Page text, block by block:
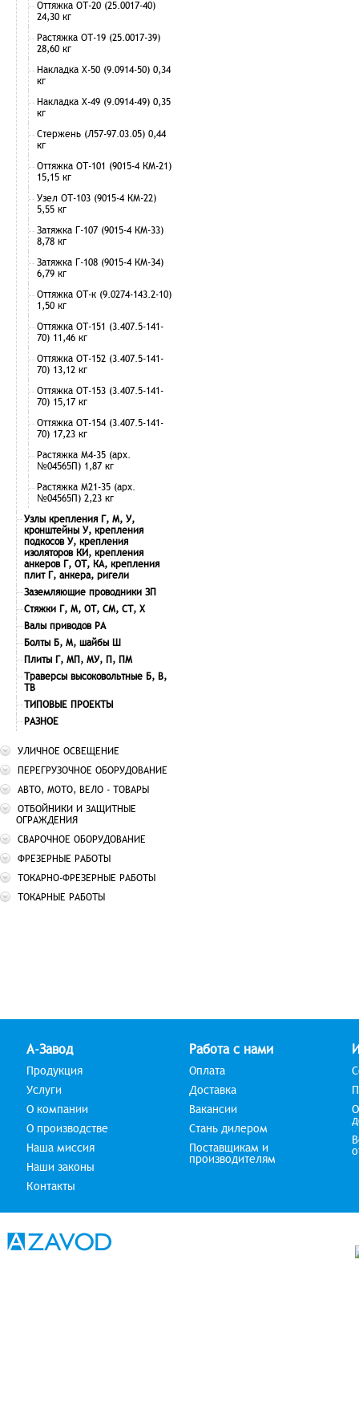
Оттяжка ОТ-20 (25.0017-40)
24,30 кг
Растяжка ОТ-19 (25.0017-39)
28,60 кг
Накладка Х-50 (9.0914-50) 0,34
кг
Накладка Х-49 (9.0914-49) 0,35
кг
Стержень (Л57-97.03.05) 0,44
кг
Оттяжка ОТ-101 (9015-4 КМ-21)
15,15 кг
Узел ОТ-103 (9015-4 КМ-22)
5,55 кг
Затяжка Г-107 (9015-4 КМ-33)
8,78 кг
Затяжка Г-108 (9015-4 КМ-34)
6,79 кг
Оттяжка ОТ-к (9.0274-143.2-10)
1,50 кг
Оттяжка ОТ-151 (3.407.5-141-
70) 11,46 кг
Оттяжка ОТ-152 (3.407.5-141-
70) 13,12 кг
Оттяжка ОТ-153 (3.407.5-141-
70) 15,17 кг
Оттяжка ОТ-154 (3.407.5-141-
70) 17,23 кг
Растяжка М4-35 (арх.
№04565П) 1,87 кг
Растяжка М21-35 (арх.
№04565П) 2,23 кг
Узлы крепления Г, М, У,
кронштейны У, крепления
подкосов У, крепления
изоляторов КИ, крепления
анкеров Г, ОТ, КА, крепления
плит Г, анкера, ригели
Заземляющие проводники ЗП
Стяжки Г, М, ОТ, СМ, СТ, Х
Валы приводов РА
Болты Б, М, шайбы Ш
Плиты Г, МП, МУ, П, ПМ
Траверсы высоковольтные Б, В,
ТВ
ТИПОВЫЕ ПРОЕКТЫ
РАЗНОЕ
УЛИЧНОЕ ОСВЕЩЕНИЕ
ПЕРЕГРУЗОЧНОЕ ОБОРУДОВАНИЕ
АВТО, МОТО, ВЕЛО - ТОВАРЫ
ОТБОЙНИКИ И ЗАЩИТНЫЕ
ОГРАЖДЕНИЯ
СВАРОЧНОЕ ОБОРУДОВАНИЕ
ФРЕЗЕРНЫЕ РАБОТЫ
ТОКАРНО-ФРЕЗЕРНЫЕ РАБОТЫ
ТОКАРНЫЕ РАБОТЫ
А-Завод
Продукция
Услуги
О компании
О производстве
Наша миссия
Наши законы
Контакты
Работа с нами
Оплата
Доставка
Вакансии
Стань дилером
Поставщикам и
производителям